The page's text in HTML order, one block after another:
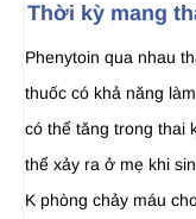
Thời kỳ mang
Phenytoin qua nhau
thuốc có khả năng
có thể tăng trong thai
thể xảy ra ở mẹ khi
K phòng chảy máu